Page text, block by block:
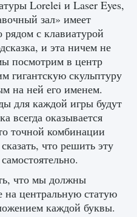
EPalworld
Невозможно
2 711 0 0
Lorelei и Laser Eyes,
зал» имеет
с клавиатурой
и эта ничем не
посмотрим в центр
гигантскую скульптуру
на ней его именем.
для каждой игры будут
всегда оказывается
точной комбинации
что решить эту
что мы должны
на центральную статую
каждой буквы.